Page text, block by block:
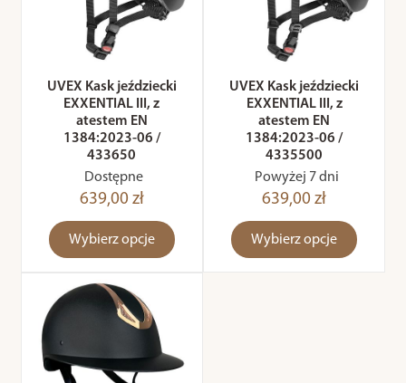
UVEX Kask jeździecki
EXXENTIAL III, z
atestem EN
1384:2023-06 /
433650
Dostępne
639,00 zł
Wybierz opcje
UVEX Kask jeździecki
EXXENTIAL III, z
atestem EN
1384:2023-06 /
4335500
Powyżej 7 dni
639,00 zł
Wybierz opcje